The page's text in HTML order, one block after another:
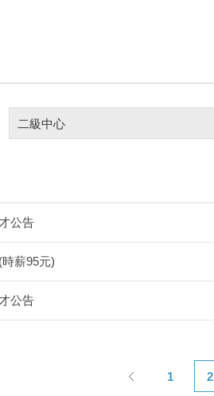
二級中心
公告
薪95元)
公告
1 2